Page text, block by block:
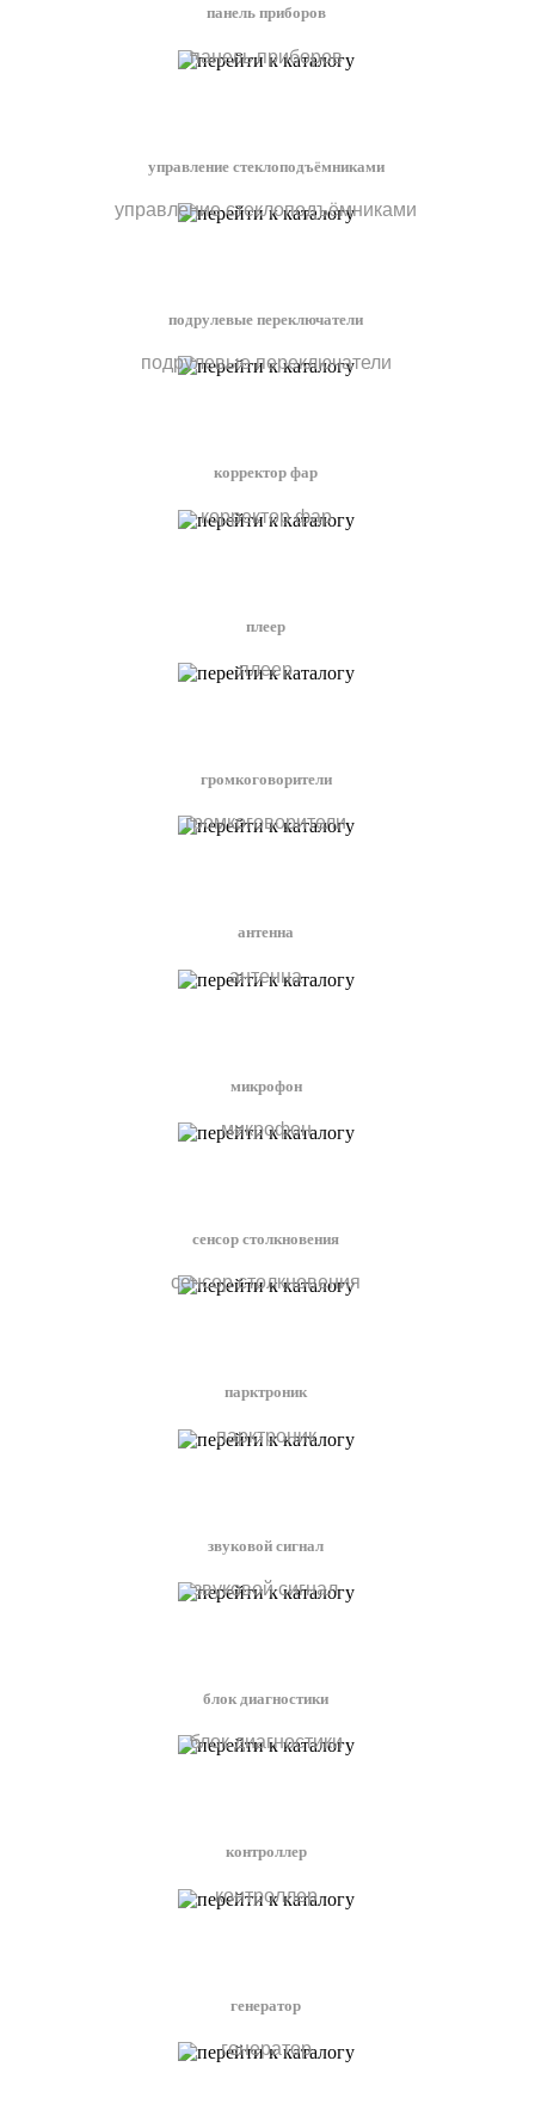
панель приборов
панель приборов
управление стеклоподъёмниками
управление стеклоподъёмниками
подрулевые переключатели
подрулевые переключатели
корректор фар
корректор фар
плеер
плеер
громкоговорители
громкоговорители
антенна
антенна
микрофон
микрофон
сенсор столкновения
сенсор столкновения
парктроник
парктроник
звуковой сигнал
звуковой сигнал
блок диагностики
блок диагностики
контроллер
контроллер
генератор
генератор